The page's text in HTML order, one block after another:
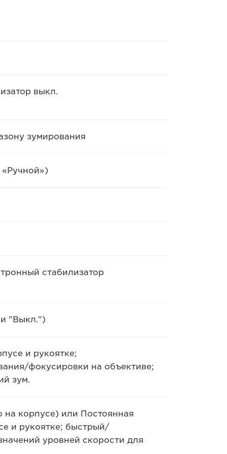
выкл.
зумирования
стабилизатор
"Выкл.")
и рукоятке;
фокусировки на объективе;
зум.
корпусе) или Постоянная
и рукоятке; быстрый/
уровней скорости для